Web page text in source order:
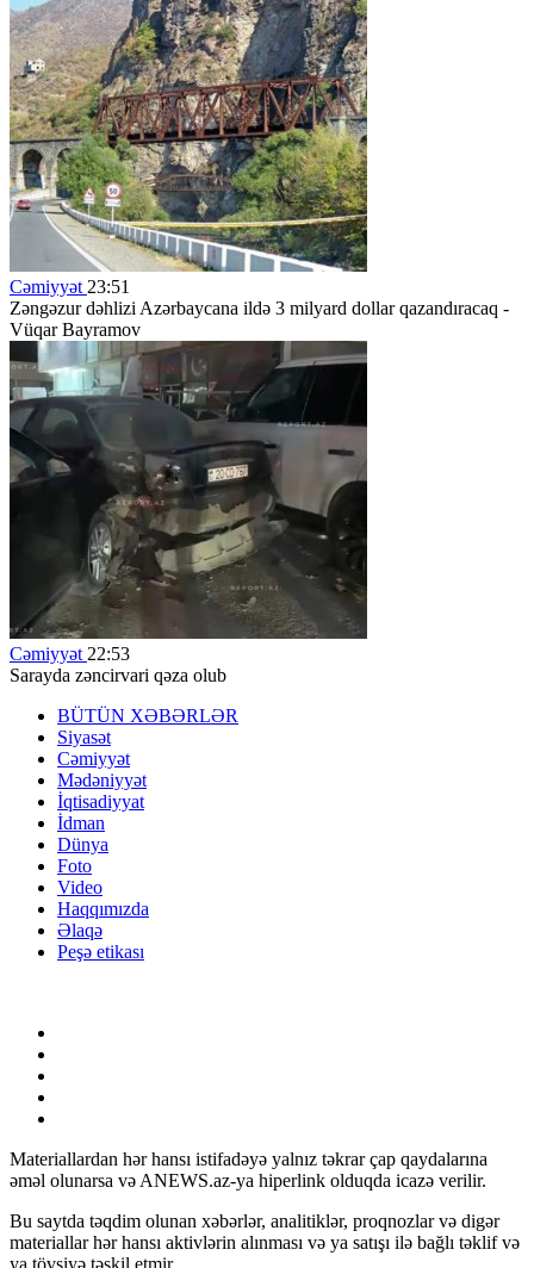
Cəmiyyət 23:51
Zəngəzur dəhlizi Azərbaycana ildə 3 milyard dollar qazandıracaq -
Vüqar Bayramov
Cəmiyyət 22:53
Sarayda zəncirvari qəza olub
BÜTÜN XƏBƏRLƏR
Siyasət
Cəmiyyət
Mədəniyyət
İqtisadiyyat
İdman
Dünya
Foto
Video
Haqqımızda
Əlaqə
Peşə etikası
Materiallardan hər hansı istifadəyə yalnız təkrar çap qaydalarına
əməl olunarsa və ANEWS.az-ya hiperlink olduqda icazə verilir.
Bu saytda təqdim olunan xəbərlər, analitiklər, proqnozlar və digər
materiallar hər hansı aktivlərin alınması və ya satışı ilə bağlı təklif və
ya tövsiyə təşkil etmir.